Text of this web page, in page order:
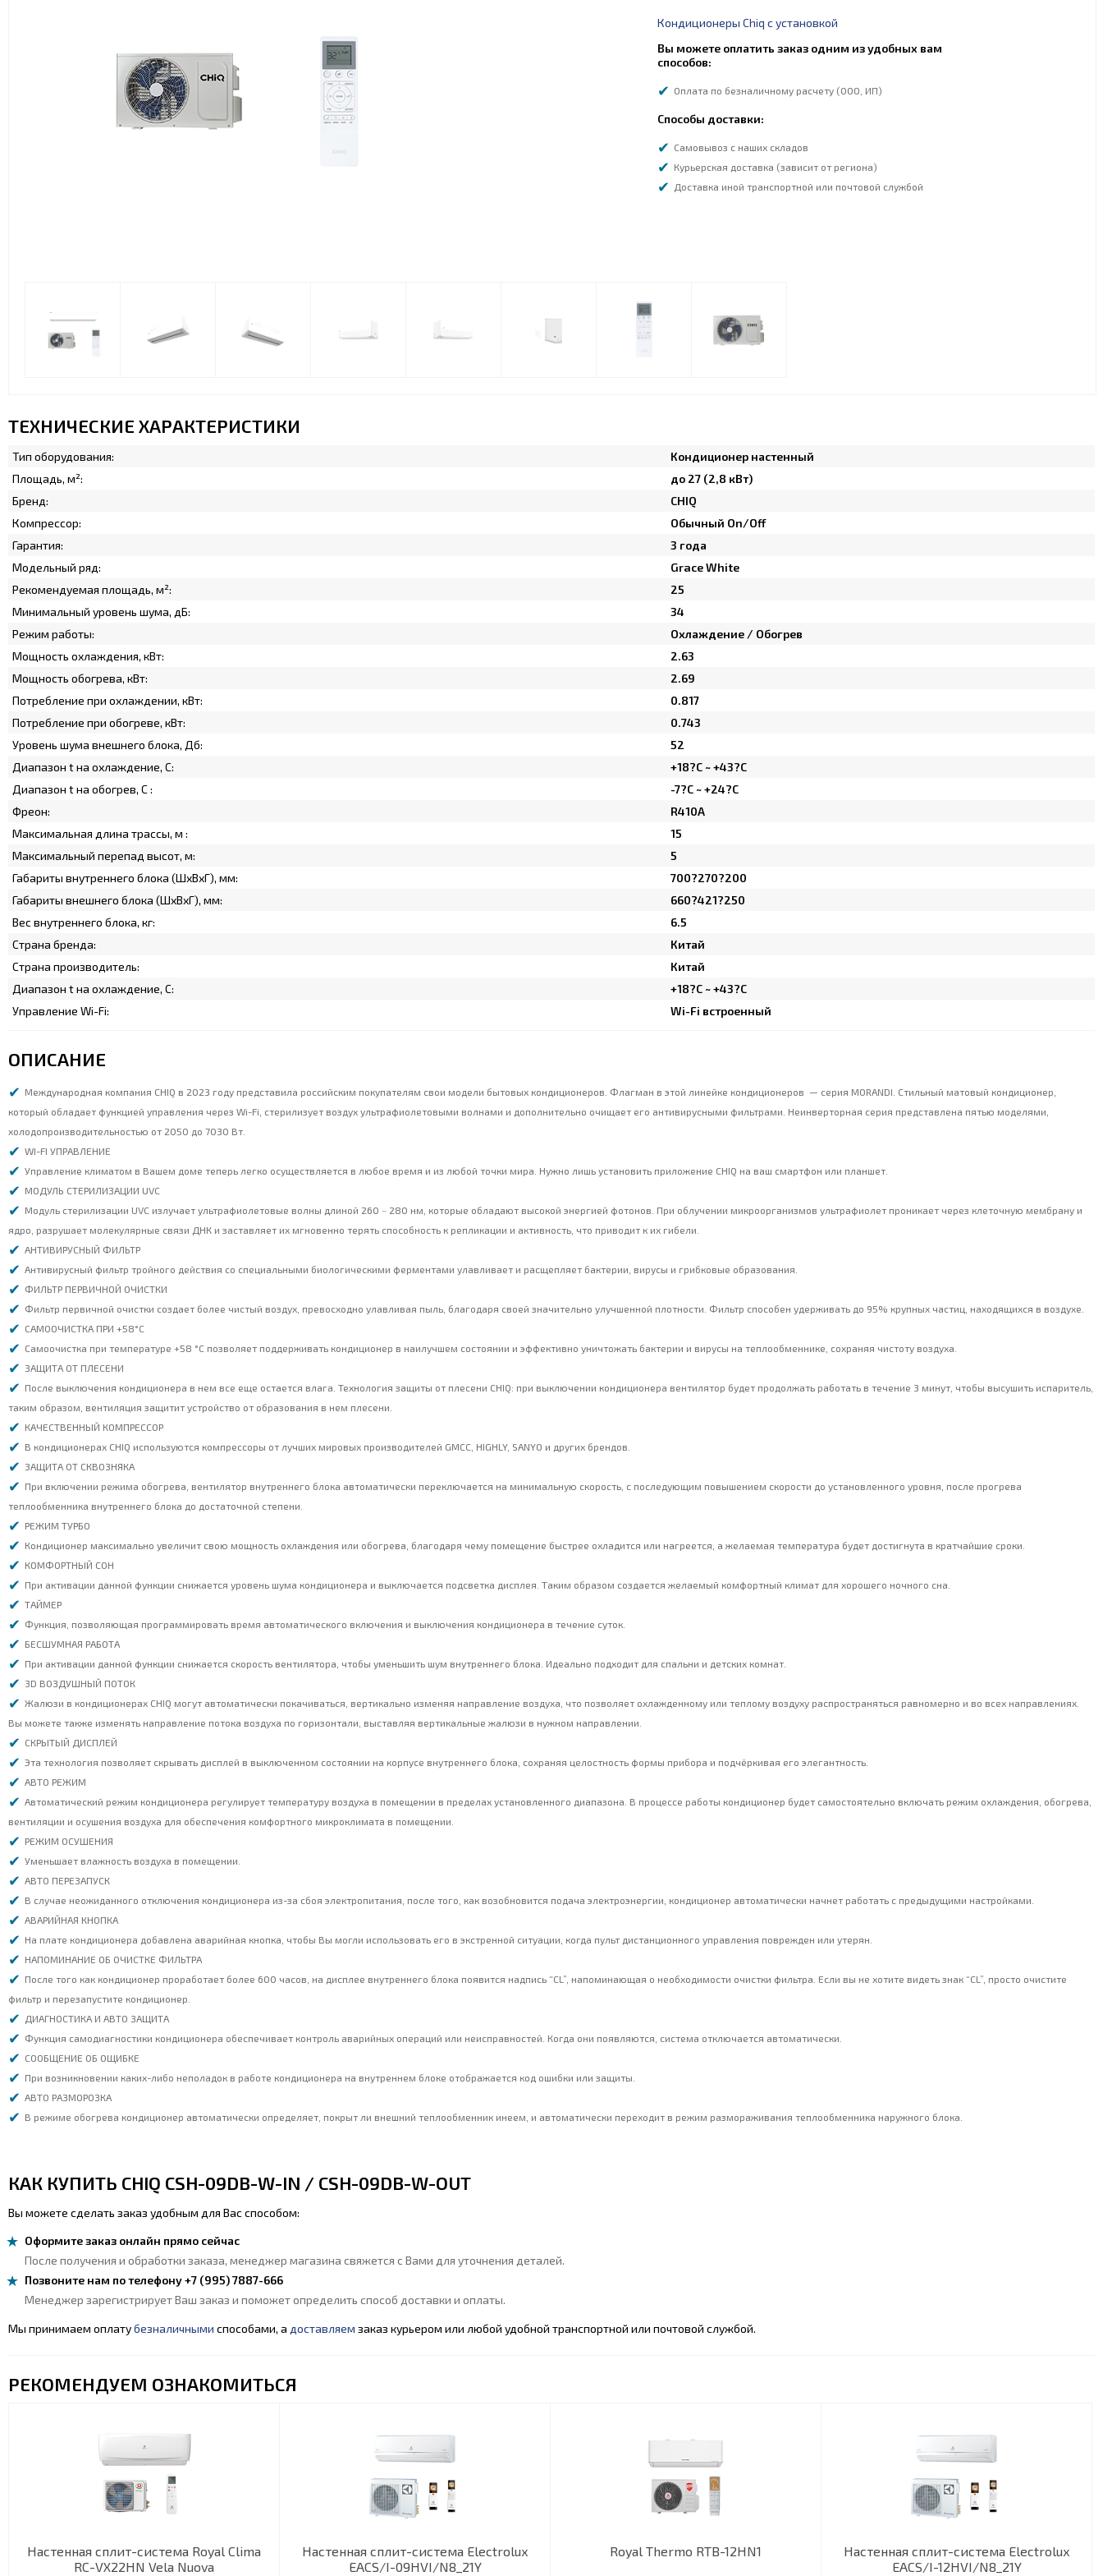
Кондиционеры Chiq с установкой
Вы можете оплатить заказ одним из удобных вам
способов:
Оплата по безналичному расчету (ООО, ИП)
Способы доставки:
Самовывоз с наших складов
Курьерская доставка (зависит от региона)
Доставка иной транспортной или почтовой службой
ТЕХНИЧЕСКИЕ ХАРАКТЕРИСТИКИ
Тип оборудования:
Кондиционер настенный
Площадь, м²:
до 27 (2,8 кВт)
Бренд:
CHIQ
Компрессор:
Обычный On/Off
Гарантия:
3 года
Модельный ряд:
Grace White
Рекомендуемая площадь, м²:
25
Минимальный уровень шума, дБ:
34
Режим работы:
Охлаждение / Обогрев
Мощность охлаждения, кВт:
2.63
Мощность обогрева, кВт:
2.69
Потребление при охлаждении, кВт:
0.817
Потребление при обогреве, кВт:
0.743
Уровень шума внешнего блока, Дб:
52
Диапазон t на охлаждение, C:
+18?C ~ +43?C
Диапазон t на обогрев, C :
-7?C ~ +24?C
Фреон:
R410A
Максимальная длина трассы, м :
15
Максимальный перепад высот, м:
5
Габариты внутреннего блока (ШхВхГ), мм:
700?270?200
Габариты внешнего блока (ШхВхГ), мм:
660?421?250
Вес внутреннего блока, кг:
6.5
Страна бренда:
Китай
Страна производитель:
Китай
Диапазон t на охлаждение, C:
+18?C ~ +43?C
Управление Wi-Fi:
Wi-Fi встроенный
ОПИСАНИЕ
Международная компания CHIQ в 2023 году представила российским покупателям свои модели бытовых кондиционеров. Флагман в этой линейке кондиционеров — серия MORANDI. Стильный матовый кондиционер,
который обладает функцией управления через Wi-Fi, стерилизует воздух ультрафиолетовыми волнами и дополнительно очищает его антивирусными фильтрами. Неинверторная серия представлена пятью моделями,
холодопроизводительностью от 2050 до 7030 Вт.
WI-FI УПРАВЛЕНИЕ
Управление климатом в Вашем доме теперь легко осуществляется в любое время и из любой точки мира. Нужно лишь установить приложение CHIQ на ваш смартфон или планшет.
МОДУЛЬ СТЕРИЛИЗАЦИИ UVC
Модуль стерилизации UVC излучает ультрафиолетовые волны длиной 260 ~ 280 нм, которые обладают высокой энергией фотонов. При облучении микроорганизмов ультрафиолет проникает через клеточную мембрану и
ядро, разрушает молекулярные связи ДНК и заставляет их мгновенно терять способность к репликации и активность, что приводит к их гибели.
АНТИВИРУСНЫЙ ФИЛЬТР
Антивирусный фильтр тройного действия со специальными биологическими ферментами улавливает и расщепляет бактерии, вирусы и грибковые образования.
ФИЛЬТР ПЕРВИЧНОЙ ОЧИСТКИ
Фильтр первичной очистки создает более чистый воздух, превосходно улавливая пыль, благодаря своей значительно улучшенной плотности. Фильтр способен удерживать до 95% крупных частиц, находящихся в воздухе.
САМООЧИСТКА ПРИ +58°С
Самоочистка при температуре +58 °C позволяет поддерживать кондиционер в наилучшем состоянии и эффективно уничтожать бактерии и вирусы на теплообменнике, сохраняя чистоту воздуха.
ЗАЩИТА ОТ ПЛЕСЕНИ
После выключения кондиционера в нем все еще остается влага. Технология защиты от плесени CHIQ: при выключении кондиционера вентилятор будет продолжать работать в течение 3 минут, чтобы высушить испаритель,
таким образом, вентиляция защитит устройство от образования в нем плесени.
КАЧЕСТВЕННЫЙ КОМПРЕССОР
В кондиционерах CHIQ используются компрессоры от лучших мировых производителей GMCC, HIGHLY, SANYO и других брендов.
ЗАЩИТА ОТ СКВОЗНЯКА
При включении режима обогрева, вентилятор внутреннего блока автоматически переключается на минимальную скорость, с последующим повышением скорости до установленного уровня, после прогрева
теплообменника внутреннего блока до достаточной степени.
РЕЖИМ ТУРБО
Кондиционер максимально увеличит свою мощность охлаждения или обогрева, благодаря чему помещение быстрее охладится или нагреется, а желаемая температура будет достигнута в кратчайшие сроки.
КОМФОРТНЫЙ СОН
При активации данной функции снижается уровень шума кондиционера и выключается подсветка дисплея. Таким образом создается желаемый комфортный климат для хорошего ночного сна.
ТАЙМЕР
Функция, позволяющая программировать время автоматического включения и выключения кондиционера в течение суток.
БЕСШУМНАЯ РАБОТА
При активации данной функции снижается скорость вентилятора, чтобы уменьшить шум внутреннего блока. Идеально подходит для спальни и детских комнат.
3D ВОЗДУШНЫЙ ПОТОК
Жалюзи в кондиционерах CHIQ могут автоматически покачиваться, вертикально изменяя направление воздуха, что позволяет охлажденному или теплому воздуху распространяться равномерно и во всех направлениях.
Вы можете также изменять направление потока воздуха по горизонтали, выставляя вертикальные жалюзи в нужном направлении.
СКРЫТЫЙ ДИСПЛЕЙ
Эта технология позволяет скрывать дисплей в выключенном состоянии на корпусе внутреннего блока, сохраняя целостность формы прибора и подчёркивая его элегантность.
АВТО РЕЖИМ
Автоматический режим кондиционера регулирует температуру воздуха в помещении в пределах установленного диапазона. В процессе работы кондиционер будет самостоятельно включать режим охлаждения, обогрева,
вентиляции и осушения воздуха для обеспечения комфортного микроклимата в помещении.
РЕЖИМ ОСУШЕНИЯ
Уменьшает влажность воздуха в помещении.
АВТО ПЕРЕЗАПУСК
В случае неожиданного отключения кондиционера из-за сбоя электропитания, после того, как возобновится подача электроэнергии, кондиционер автоматически начнет работать с предыдущими настройками.
АВАРИЙНАЯ КНОПКА
На плате кондиционера добавлена аварийная кнопка, чтобы Вы могли использовать его в экстренной ситуации, когда пульт дистанционного управления поврежден или утерян.
НАПОМИНАНИЕ ОБ ОЧИСТКЕ ФИЛЬТРА
После того как кондиционер проработает более 600 часов, на дисплее внутреннего блока появится надпись “CL”, напоминающая о необходимости очистки фильтра. Если вы не хотите видеть знак “CL”, просто очистите
фильтр и перезапустите кондиционер.
ДИАГНОСТИКА И АВТО ЗАЩИТА
Функция самодиагностики кондиционера обеспечивает контроль аварийных операций или неисправностей. Когда они появляются, система отключается автоматически.
СООБЩЕНИЕ ОБ ОЩИБКЕ
При возникновении каких-либо неполадок в работе кондиционера на внутреннем блоке отображается код ошибки или защиты.
АВТО РАЗМОРОЗКА
В режиме обогрева кондиционер автоматически определяет, покрыт ли внешний теплообменник инеем, и автоматически переходит в режим размораживания теплообменника наружного блока.
КАК КУПИТЬ CHIQ CSH-09DB-W-IN / CSH-09DB-W-OUT
Вы можете сделать заказ удобным для Вас способом:
Оформите заказ онлайн прямо сейчас
После получения и обработки заказа, менеджер магазина свяжется с Вами для уточнения деталей.
Позвоните нам по телефону +7 (995) 7887-666
Менеджер зарегистрирует Ваш заказ и поможет определить способ доставки и оплаты.
Мы принимаем оплатубезналичными способами, а доставляем заказ курьером или любой удобной транспортной или почтовой службой.
РЕКОМЕНДУЕМ ОЗНАКОМИТЬСЯ
Настенная сплит-система Royal Clima
RC-VX22HN Vela Nuova
Настенная сплит-система Electrolux
EACS/I-09HVI/N8_21Y
Royal Thermo RTB-12HN1
Настенная сплит-система Electrolux
EACS/I-12HVI/N8_21Y